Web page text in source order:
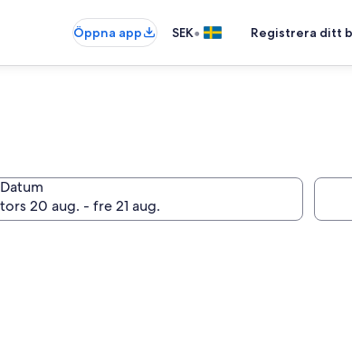
Öppna app SEK• Registrera ditt
Datum